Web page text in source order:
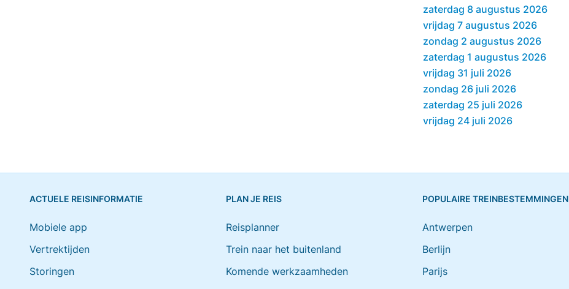
zaterdag 8 augustus 2026
vrijdag 7 augustus 2026
zondag 2 augustus 2026
zaterdag 1 augustus 2026
vrijdag 31 juli 2026
zondag 26 juli 2026
zaterdag 25 juli 2026
vrijdag 24 juli 2026
ACTUELE REISINFORMATIE
Mobiele app
Vertrektijden
Storingen
PLAN JE REIS
Reisplanner
Trein naar het buitenland
Komende werkzaamheden
POPULAIRE TREINBESTEMMINGEN
Antwerpen
Berlijn
Parijs